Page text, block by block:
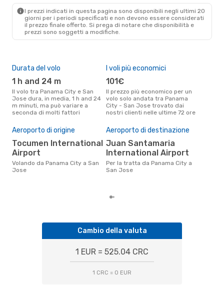
I prezzi indicati in questa pagina sono disponibili negli ultimi 20
giorni per i periodi specificati e non devono essere considerati
il ​​prezzo finale offerto. Si prega di notare che disponibilità e
prezzi sono soggetti a modifiche.
Durata del volo
1 h and 24 m
Il volo tra Panama City e San
Jose dura, in media, 1 h and 24
m minuti, ma può variare a
seconda di molti fattori
I voli più economici
101€
Il prezzo più economico per un
volo solo andata tra Panama
City - San Jose trovato dai
nostri clienti nelle ultime 72 ore
Aeroporto di origine
Tocumen International
Airport
Volando da Panama City a San
Jose
Aeroporto di destinazione
Juan Santamaria
International Airport
Per la tratta da Panama City a
San Jose
Cambio della valuta
1 EUR = 525.04 CRC
1 CRC = 0 EUR